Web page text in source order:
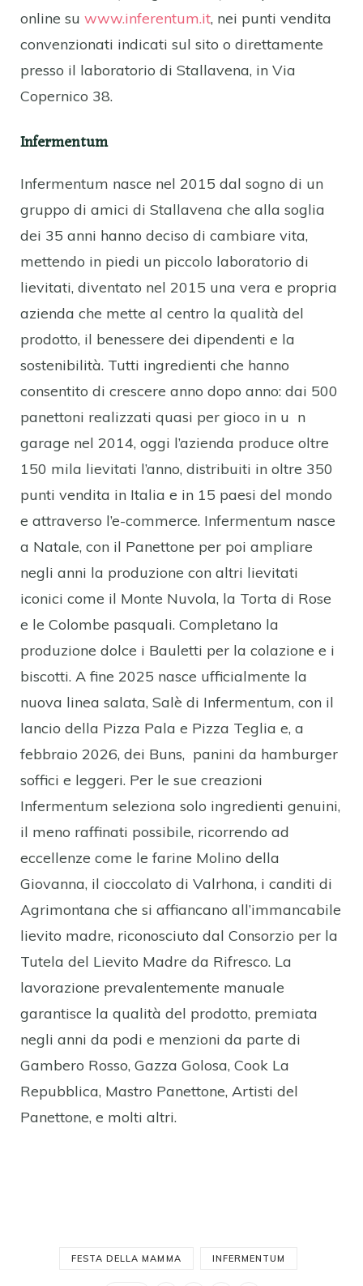
online su www.inferentum.it, nei punti vendita
convenzionati indicati sul sito o direttamente
presso il laboratorio di Stallavena, in Via
Copernico 38.
Infermentum
Infermentum nasce nel 2015 dal sogno di un
gruppo di amici di Stallavena che alla soglia
dei 35 anni hanno deciso di cambiare vita,
mettendo in piedi un piccolo laboratorio di
lievitati, diventato nel 2015 una vera e propria
azienda che mette al centro la qualità del
prodotto, il benessere dei dipendenti e la
sostenibilità. Tutti ingredienti che hanno
consentito di crescere anno dopo anno: dai 500
panettoni realizzati quasi per gioco in u n
garage nel 2014, oggi l’azienda produce oltre
150 mila lievitati l’anno, distribuiti in oltre 350
punti vendita in Italia e in 15 paesi del mondo
e attraverso l’e-commerce. Infermentum nasce
a Natale, con il Panettone per poi ampliare
negli anni la produzione con altri lievitati
iconici come il Monte Nuvola, la Torta di Rose
e le Colombe pasquali. Completano la
produzione dolce i Bauletti per la colazione e i
biscotti. A fine 2025 nasce ufficialmente la
nuova linea salata, Salè di Infermentum, con il
lancio della Pizza Pala e Pizza Teglia e, a
febbraio 2026, dei Buns, panini da hamburger
soffici e leggeri. Per le sue creazioni
Infermentum seleziona solo ingredienti genuini,
il meno raffinati possibile, ricorrendo ad
eccellenze come le farine Molino della
Giovanna, il cioccolato di Valrhona, i canditi di
Agrimontana che si affiancano all’immancabile
lievito madre, riconosciuto dal Consorzio per la
Tutela del Lievito Madre da Rifresco. La
lavorazione prevalentemente manuale
garantisce la qualità del prodotto, premiata
negli anni da podi e menzioni da parte di
Gambero Rosso, Gazza Golosa, Cook La
Repubblica, Mastro Panettone, Artisti del
Panettone, e molti altri.
FESTA DELLA MAMMA INFERMENTUM